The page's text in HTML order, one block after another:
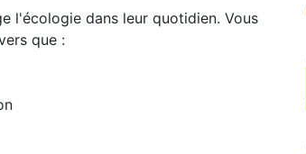
l'écologie dans leur quotidien. Vous
que :